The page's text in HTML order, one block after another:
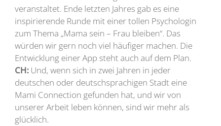
veranstaltet. Ende letzten Jahres gab es eine
inspirierende Runde mit einer tollen Psychologin
zum Thema „Mama sein – Frau bleiben“. Das
würden wir gern noch viel häufiger machen. Die
Entwicklung einer App steht auch auf dem Plan.
CH: Und, wenn sich in zwei Jahren in jeder
deutschen oder deutschsprachigen Stadt eine
Mami Connection gefunden hat, und wir von
unserer Arbeit leben können, sind wir mehr als
glücklich.